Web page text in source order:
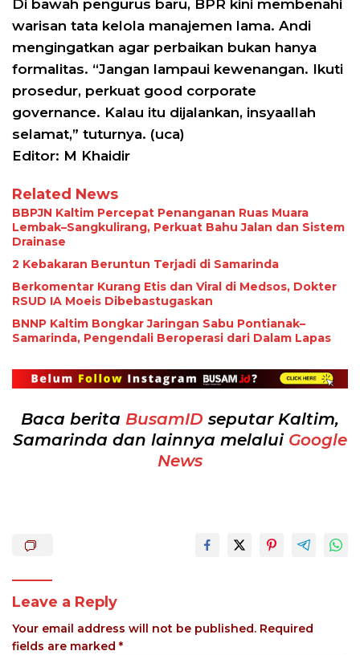
Di bawah pengurus baru, BPR kini membenahi
warisan tata kelola manajemen lama. Andi
mengingatkan agar perbaikan bukan hanya
formalitas. “Jangan lampaui kewenangan. Ikuti
prosedur, perkuat good corporate
governance. Kalau itu dijalankan, insyaallah
selamat,” tuturnya. (uca)
Editor: M Khaidir
Related News
BBPJN Kaltim Percepat Penanganan Ruas Muara
Lembak–Sangkulirang, Perkuat Bahu Jalan dan Sistem
Drainase
2 Kebakaran Beruntun Terjadi di Samarinda
Berkomentar Kurang Etis dan Viral di Medsos, Dokter
RSUD IA Moeis Dibebastugaskan
BNNP Kaltim Bongkar Jaringan Sabu Pontianak–
Samarinda, Pengendali Beroperasi dari Dalam Lapas
Baca berita BusamID seputar Kaltim,
Samarinda dan lainnya melalui Google
News
Leave a Reply
Your email address will not be published. Required
fields are marked *